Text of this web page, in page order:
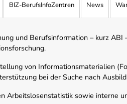
BIZ-BerufsInfoZentren News
und Berufsinformation – kurz
von Informationsmaterialien
bei der Suche nach
Arbeitslosenstatistik sowie interne